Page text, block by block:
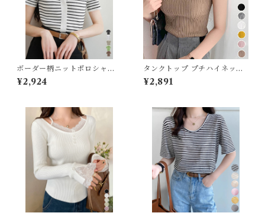
インソール
ガードル・ウエストニッパー
ストッキング
その他アパレル
ボーダー柄ニットポロシャツ
レディース半袖
¥2,924
タンクトップ プチハイネック
レディース
¥2,891